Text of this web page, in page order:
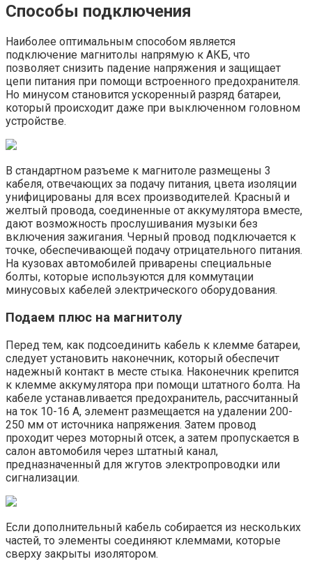
Способы подключения
Наиболее оптимальным способом является
подключение магнитолы напрямую к АКБ, что
позволяет снизить падение напряжения и защищает
цепи питания при помощи встроенного предохранителя.
Но минусом становится ускоренный разряд батареи,
который происходит даже при выключенном головном
устройстве.
В стандартном разъеме к магнитоле размещены 3
кабеля, отвечающих за подачу питания, цвета изоляции
унифицированы для всех производителей. Красный и
желтый провода, соединенные от аккумулятора вместе,
дают возможность прослушивания музыки без
включения зажигания. Черный провод подключается к
точке, обеспечивающей подачу отрицательного питания.
На кузовах автомобилей приварены специальные
болты, которые используются для коммутации
минусовых кабелей электрического оборудования.
Подаем плюс на магнитолу
Перед тем, как подсоединить кабель к клемме батареи,
следует установить наконечник, который обеспечит
надежный контакт в месте стыка. Наконечник крепится
к клемме аккумулятора при помощи штатного болта. На
кабеле устанавливается предохранитель, рассчитанный
на ток 10-16 А, элемент размещается на удалении 200-
250 мм от источника напряжения. Затем провод
проходит через моторный отсек, а затем пропускается в
салон автомобиля через штатный канал,
предназначенный для жгутов электропроводки или
сигнализации.
Если дополнительный кабель собирается из нескольких
частей, то элементы соединяют клеммами, которые
сверху закрыты изолятором.